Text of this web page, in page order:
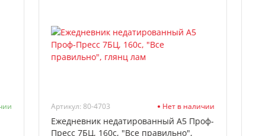
Артикул: 80-4703 Нет в наличии
Ежедневник недатированный А5 Проф-
Пресс 7БЦ, 160с, "Все правильно",